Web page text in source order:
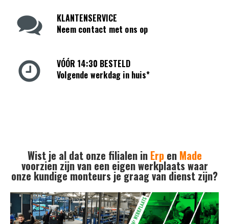
KLANTENSERVICE
Neem contact met ons op
VÓÓR 14:30 BESTELD
Volgende werkdag in huis*
Wist je al dat onze filialen in Erpen Made
voorzien zijn van een eigen werkplaats waar
onze kundige monteurs je graag van dienst zijn?